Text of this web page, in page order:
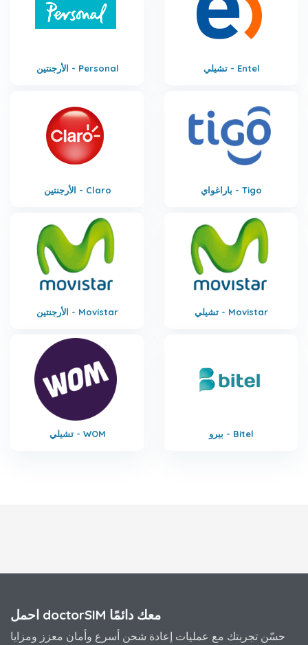
الأرجنتين - Personal تشيلي - Entel
الأرجنتين - Claro باراغواي - Tigo
الأرجنتين - Movistar تشيلي - Movistar
تشيلي - WOM بيرو - Bitel
احمل doctorSIM معك دائمًا
حسّن تجربتك مع عمليات إعادة شحن أسرع وأمان معزز ومزايا